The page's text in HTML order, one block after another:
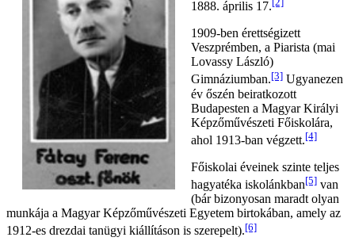
1888. április 17.
1909-ben érettségizett
Veszprémben, a Piarista (mai
Lovassy László)
Gimnáziumban.[3] Ugyanezen
év őszén beiratkozott
Budapesten a Magyar Királyi
Képzőművészeti Főiskolára,
ahol 1913-ban végzett.[4]
Főiskolai éveinek szinte teljes
hagyatéka iskolánkban[5] van
(bár bizonyosan maradt olyan
munkája a Magyar Képzőművészeti Egyetem birtokában, amely az
1912-es drezdai tanügyi kiállításon is szerepelt).[6]